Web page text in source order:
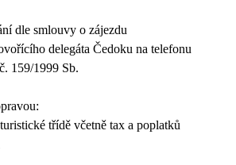
dle smlouvy o zájezdu
delegáta Čedoku na telefonu
159/1999 Sb.
třídě včetně tax a poplatků